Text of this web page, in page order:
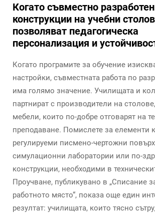
Когато съвместно
конструкции на учебни
позволяват педагогическа
персонализация и
Когато програмите за обучение
настройки, съвместната работа по
има голямо значение. Училищата и
партнират с производители на
мебели, които по-добре отговарят на
преподаване. Помислете за елементи
регулируеми писмено-чертожни
симулационни лаборатории или по-
конструкции, необходими в
Проучване, публикувано в „Списание
работното място“, показа още един
резултат: училищата, които тясно